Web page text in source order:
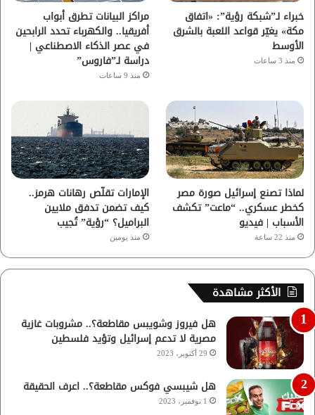
م
خبراء لـ”شبكة رؤية”: «اتفاق
مكة» يغيّر قواعد اللعبة بالشرق
الأوسط
منذ 3 ساعات
مراكز البيانات تطرق أبواب
أفريقيا.. والكهرباء تحدد الرابحين
في عصر الذكاء الاصطناعي |
دراسة لـ”فاروس”
منذ 9 ساعات
لماذا تصنع إسرائيل صورة مصر
كخطر عسكري.. “ماعت” تكشف
الأسباب | فيديو
منذ 22 ساعة
الإمارات تقلّص رهانات هرمز..
كيف تضمن تدفق ملايين
البراميل؟ “رؤية” تُجيب
منذ يومين
الأكثر مشاهدة
هل فيروز وشويبس مقاطعة؟.. مشروبات غازية
مصرية لا تدعم إسرائيل وتؤيد فلسطين
29 أكتوبر، 2023
هل شيبسي فوكس مقاطعة؟.. اعرف الحقيقة
1 نوفمبر، 2023